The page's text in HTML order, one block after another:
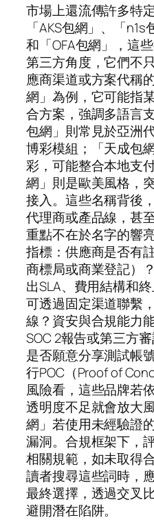
市場上還流傳許多特
「AKS包網」、「
和「OFA包網」，這
第三方角度，它們不
應商渠道或方案代稱
網」為例，它可能指
合方案，強調多語言
包網」則常見於亞洲
博彩模組；「天成包
彩，可能整合本地支
網」則是歐美風格，
接入。這些名稱背後
代理商或產品線，甚
重點不在於名字的響
指標：供應商是否有
商標局或商業登記）
出SLA、費用結構和
可透過固定渠道聯繫
線？資安與合規能力
SOC 2報告或第三方
是否願意分享測試帳
行POC（Proof of
風險看，這些品牌若
透明度不足就會放大
網」若使用未經驗證
漏洞。合規框架下，
相關規範，如未取得
讀者搜尋這些詞時，
最終選擇，透過交叉
避開潛在陷阱。